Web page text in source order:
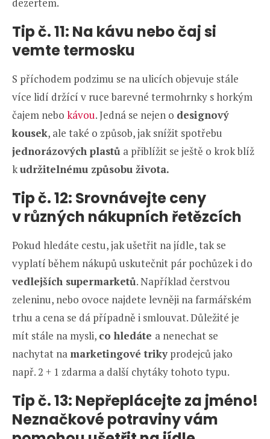
dezertem.
Tip č. 11: Na kávu nebo čaj si
vemte termosku
S příchodem podzimu se na ulicích objevuje stále
více lidí držící v ruce barevné termohrnky s horkým
čajem nebo kávou. Jedná se nejen o designový
kousek, ale také o způsob, jak snížit spotřebu
jednorázových plastů a přiblížit se ještě o krok blíž
kudržitelnému způsobu života.
Tip č. 12: Srovnávejte ceny
v různých nákupních řetězcích
Pokud hledáte cestu, jak ušetřit na jídle, tak se
vyplatí během nákupů uskutečnit pár pochůzek i do
vedlejších supermarketů. Například čerstvou
zeleninu, nebo ovoce najdete levněji na farmářském
trhu a cena se dá případně i smlouvat. Důležité je
mít stále na mysli, co hledáte a nenechat se
nachytat na marketingové trikyprodejců jako
např. 2 + 1 zdarma a další chytáky tohoto typu.
Tip č. 13: Nepřeplácejte za jméno!
Neznačkové potraviny vám